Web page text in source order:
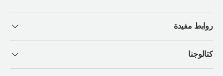
روابط مفيدة
كتالوجنا